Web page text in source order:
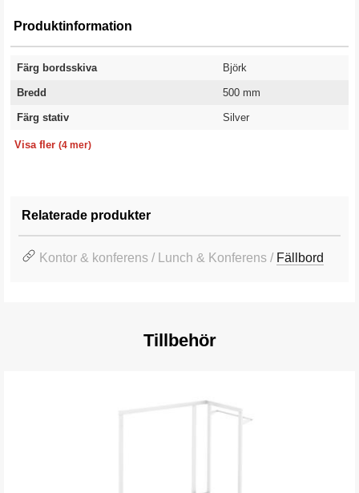
Produktinformation
Färg bordsskiva Björk
Bredd 500 mm
Färg stativ
Silver
Visa fler (4 mer)
Relaterade produkter
Kontor & konferens / Lunch & Konferens / Fällbord
Tillbehör